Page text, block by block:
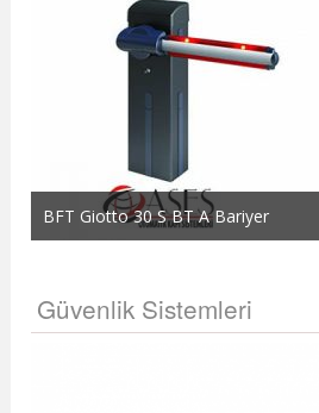
BFT Giotto 30 S BT A Bariyer
Güvenlik Sistemleri